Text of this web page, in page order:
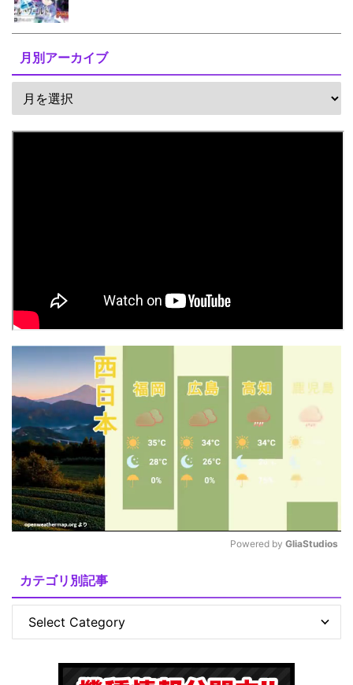
月別アーカイブ
t
Powered by GliaStudios
カテゴリ別記事